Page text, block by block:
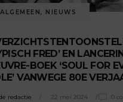
ALGEMEEN, NIEUWS
FRED’ EN
BOEK ‘SOUL FOR
VANWEGE 80E
redactie 22 mei 2024 0